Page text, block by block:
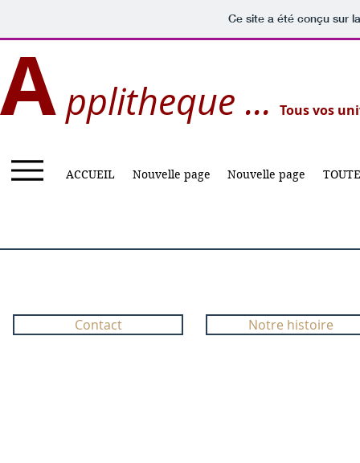
Ce site a été conçu sur
A pplitheque ... Tous vos
ACCUEIL Nouvelle page Nouvelle page
Contact Notre histoire